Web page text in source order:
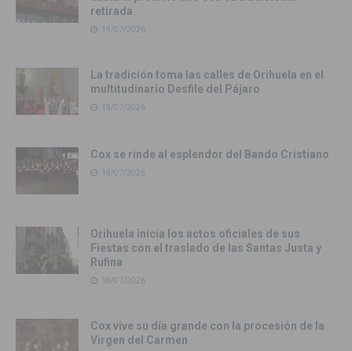
retirada
19/07/2026
La tradición toma las calles de Orihuela en el
multitudinario Desfile del Pájaro
19/07/2026
Cox se rinde al esplendor del Bando Cristiano
18/07/2026
Orihuela inicia los actos oficiales de sus
Fiestas con el traslado de las Santas Justa y
Rufina
18/07/2026
Cox vive su día grande con la procesión de la
Virgen del Carmen